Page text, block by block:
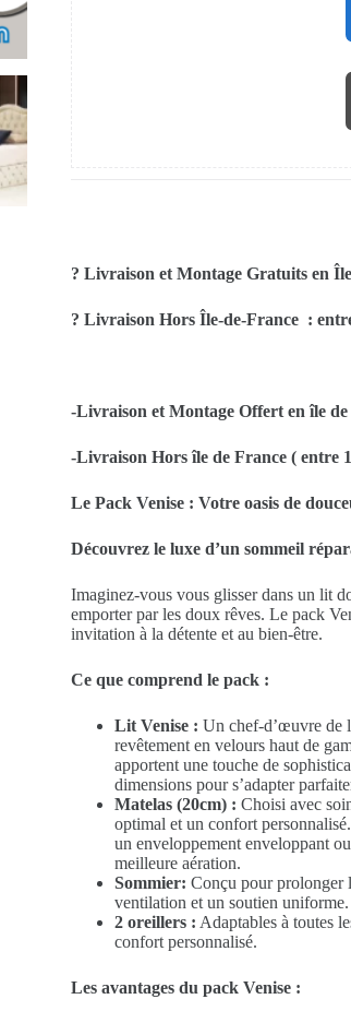
? Livraison et Montage Gratuits en
? Livraison Hors Île-de-France :
-Livraison et Montage Offert en île
-Livraison Hors île de France ( entre
Le Pack Venise : Votre oasis de
Découvrez le luxe d’un sommeil
Imaginez-vous vous glisser dans un lit
emporter par les doux rêves. Le pack
invitation à la détente et au bien-être.
Ce que comprend le pack :
Lit Venise : Un chef-d’œuvre de
revêtement en velours haut de
apportent une touche de
dimensions pour s’adapter
Matelas (20cm) : Choisi avec
optimal et un confort
un enveloppement enveloppant
meilleure aération.
Sommier: Conçu pour prolonger
ventilation et un soutien uniforme.
2 oreillers : Adaptables à toutes
confort personnalisé.
Les avantages du pack Venise :